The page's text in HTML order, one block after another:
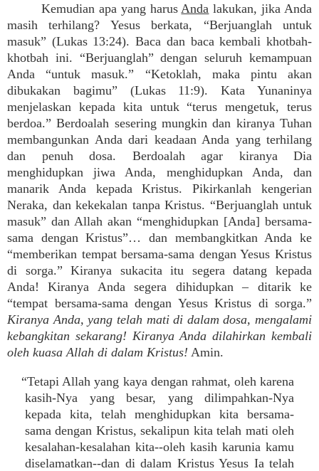
Kemudian apa yang harusAnda lakukan, jika Anda
masih terhilang? Yesus berkata, “Berjuanglah untuk
masuk” (Lukas 13:24). Baca dan baca kembali khotbah-
khotbah ini. “Berjuanglah” dengan seluruh kemampuan
Anda “untuk masuk.” “Ketoklah, maka pintu akan
dibukakan bagimu” (Lukas 11:9). Kata Yunaninya
menjelaskan kepada kita untuk “terus mengetuk, terus
berdoa.” Berdoalah sesering mungkin dan kiranya Tuhan
membangunkan Anda dari keadaan Anda yang terhilang
dan penuh dosa. Berdoalah agar kiranya Dia
menghidupkan jiwa Anda, menghidupkan Anda, dan
manarik Anda kepada Kristus. Pikirkanlah kengerian
Neraka, dan kekekalan tanpa Kristus. “Berjuanglah untuk
masuk” dan Allah akan “menghidupkan [Anda] bersama-
sama dengan Kristus”… dan membangkitkan Anda ke
“memberikan tempat bersama-sama dengan Yesus Kristus
di sorga.” Kiranya sukacita itu segera datang kepada
Anda! Kiranya Anda segera dihidupkan – ditarik ke
“tempat bersama-sama dengan Yesus Kristus di sorga.”
Kiranya Anda, yang telah mati di dalam dosa, mengalami
kebangkitan sekarang! Kiranya Anda dilahirkan kembali
oleh kuasa Allah di dalam Kristus! Amin.
“Tetapi Allah yang kaya dengan rahmat, oleh karena
kasih-Nya yang besar, yang dilimpahkan-Nya
kepada kita, telah menghidupkan kita bersama-
sama dengan Kristus, sekalipun kita telah mati oleh
kesalahan-kesalahan kita--oleh kasih karunia kamu
diselamatkan--dan di dalam Kristus Yesus Ia telah